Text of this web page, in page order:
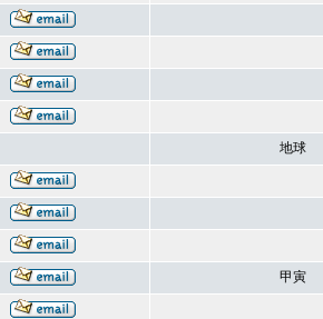
地球
甲寅